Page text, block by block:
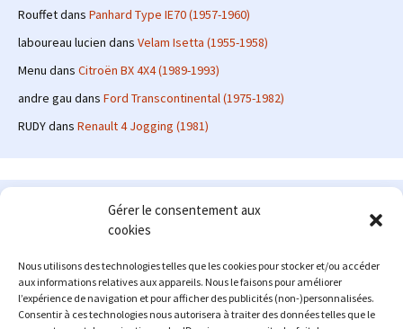
Gérer le consentement aux
cookies
Nous utilisons des technologies telles que les cookies pour stocker et/ou accéder
aux informations relatives aux appareils. Nous le faisons pour améliorer
l’expérience de navigation et pour afficher des publicités (non-)personnalisées.
Consentir à ces technologies nous autorisera à traiter des données telles que le
Rouffetdans Panhard Type IE70 (1957-1960)
laboureau lucien dans Velam Isetta (1955-1958)
Menu dans Citroën BX 4X4 (1989-1993)
andre gau dans Ford Transcontinental (1975-1982)
RUDYdans Renault 4 Jogging (1981)
Le site en quelques mots
: passionné d'automobile ancienne depuis de
nombreuses années, j'ai commencé à partager ma passion sur
internet à partir de 2009 au travers d'un blog qui a connu un relatif
succès. Fin 2013, je décide de prendre mon autonomie et me lancer
avec mon propre site : l'Automobile Ancienne.